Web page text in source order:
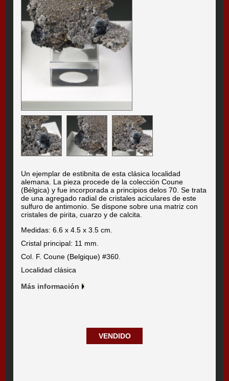
Un ejemplar de estibnita de esta clásica localidad
alemana. La pieza procede de la colección Coune
(Bélgica) y fue incorporada a principios delos 70. Se trata
de una agregado radial de cristales aciculares de este
sulfuro de antimonio. Se dispone sobre una matriz con
cristales de pirita, cuarzo y de calcita.
Medidas: 6.6 x 4.5 x 3.5 cm.
Cristal principal: 11 mm.
Col. F. Coune (Belgique) #360.
Localidad clásica
Más información
VENDIDO